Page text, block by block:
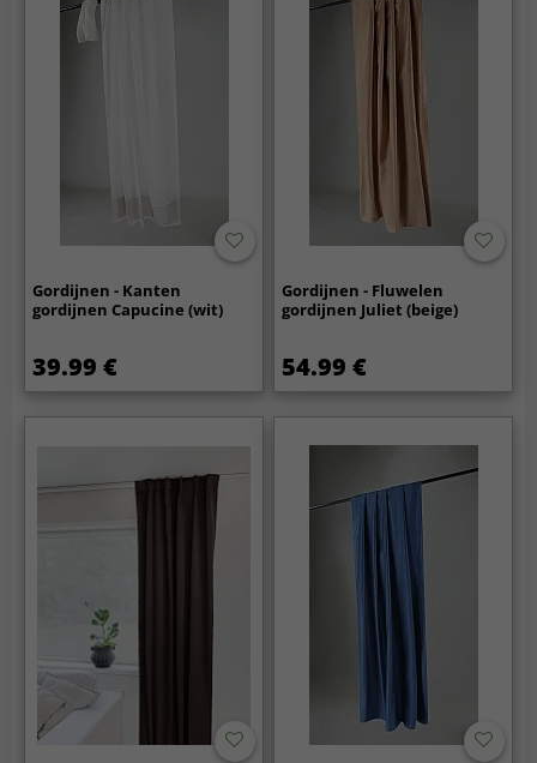
Gordijnen - Kanten
gordijnen Capucine (wit)
39.99 €
Gordijnen - Fluwelen
gordijnen Juliet (beige)
54.99 €